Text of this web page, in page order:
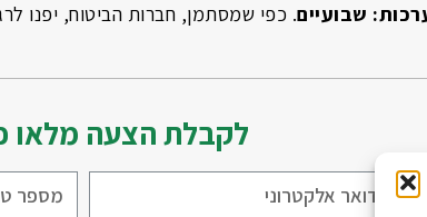
שבועיים. כפי שמסתמן, חברות הביטוח, יפנו
לקבלת הצעה מלאו